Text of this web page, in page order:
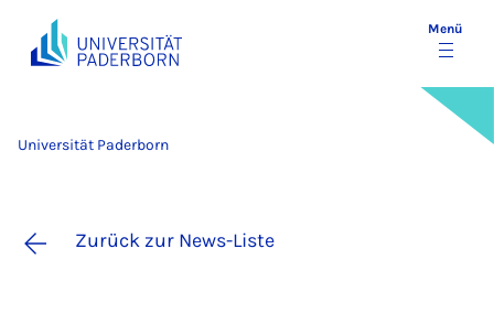
Menü
Universität Paderborn
Zurück zur News-Liste